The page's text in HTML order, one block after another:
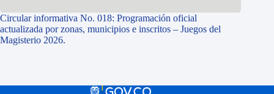
Circular informativa No. 018: Programación oficial
actualizada por zonas, municipios e inscritos – Juegos del
Magisterio 2026.